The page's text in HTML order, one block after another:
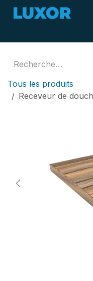
Se rendre au contenu
Tous les produits
Receveur de